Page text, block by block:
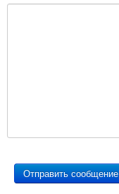
Отправить сообщение